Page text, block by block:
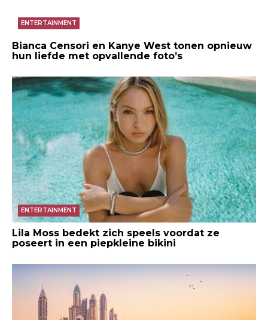
ENTERTAINMENT
Bianca Censori en Kanye West tonen opnieuw
hun liefde met opvallende foto’s
ENTERTAINMENT
Lila Moss bedekt zich speels voordat ze
poseert in een piepkleine bikini